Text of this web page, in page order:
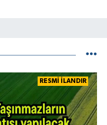
RESMİ İLANDIR